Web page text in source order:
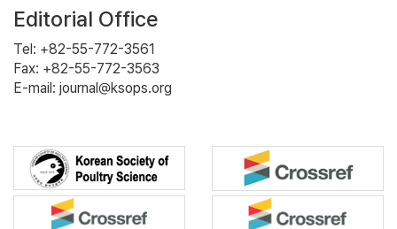
Editorial Office
Tel: +82-55-772-3561
Fax: +82-55-772-3563
E-mail: journal@ksops.org